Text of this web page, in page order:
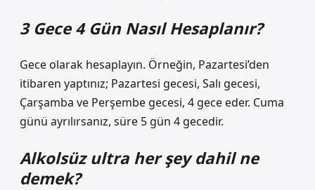
3 Gece 4 Gün Nasıl Hesaplanır?
Gece olarak hesaplayın. Örneğin, Pazartesi’den
itibaren yaptınız; Pazartesi gecesi, Salı gecesi,
Çarşamba ve Perşembe gecesi, 4 gece eder. Cuma
günü ayrılırsanız, süre 5 gün 4 gecedir.
Alkolsüz ultra her şey dahil ne
demek?